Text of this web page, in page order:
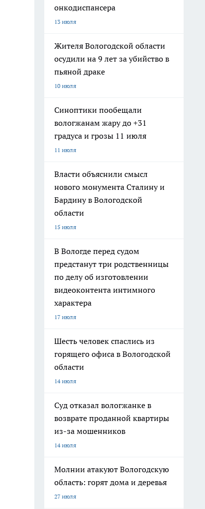
онкодиспансера
13 июля
Жителя Вологодской области
осудили на 9 лет за убийство в
пьяной драке
10 июля
Синоптики пообещали
вологжанам жару до +31
градуса и грозы 11 июля
11 июля
Власти объяснили смысл
нового монумента Сталину и
Бардину в Вологодской
области
15 июля
В Вологде перед судом
предстанут три родственницы
по делу об изготовлении
видеоконтента интимного
характера
17 июля
Шесть человек спаслись из
горящего офиса в Вологодской
области
14 июля
Суд отказал вологжанке в
возврате проданной квартиры
из-за мошенников
14 июля
Молнии атакуют Вологодскую
область: горят дома и деревья
27 июля